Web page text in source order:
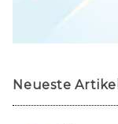
Neueste Artikel